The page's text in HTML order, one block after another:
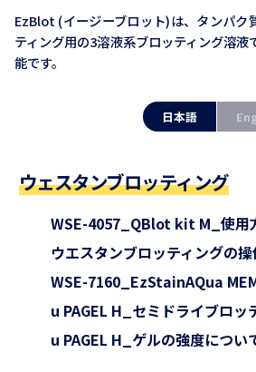
EzBlot (イージーブロット)は、タンパク
ティング用の3溶液系ブロッティング溶液
能です。
日本語
ウェスタンブロッティング
WSE-4057_QBlot kit M_使用
ウエスタンブロッティングの
WSE-7160_EzStainAQua
u PAGEL H_セミドライブロッ
u PAGEL H_ゲルの強度につい